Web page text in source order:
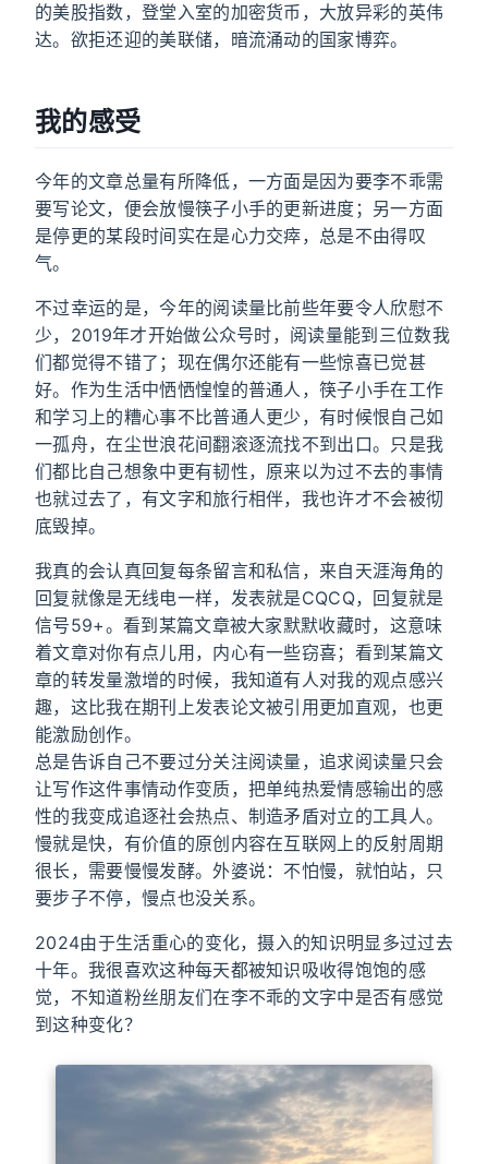
的美股指数，登堂入室的加密货币，大放异彩的英伟
达。欲拒还迎的美联储，暗流涌动的国家博弈。
我的感受
今年的文章总量有所降低，一方面是因为要李不乖需
要写论文，便会放慢筷子小手的更新进度；另一方面
是停更的某段时间实在是心力交瘁，总是不由得叹
气。
不过幸运的是，今年的阅读量比前些年要令人欣慰不
少，2019年才开始做公众号时，阅读量能到三位数我
们都觉得不错了；现在偶尔还能有一些惊喜已觉甚
好。作为生活中恓恓惶惶的普通人，筷子小手在工作
和学习上的糟心事不比普通人更少，有时候恨自己如
一孤舟，在尘世浪花间翻滚逐流找不到出口。只是我
们都比自己想象中更有韧性，原来以为过不去的事情
也就过去了，有文字和旅行相伴，我也许才不会被彻
底毁掉。
我真的会认真回复每条留言和私信，来自天涯海角的
回复就像是无线电一样，发表就是CQCQ，回复就是
信号59+。看到某篇文章被大家默默收藏时，这意味
着文章对你有点儿用，内心有一些窃喜；看到某篇文
章的转发量激增的时候，我知道有人对我的观点感兴
趣，这比我在期刊上发表论文被引用更加直观，也更
能激励创作。
总是告诉自己不要过分关注阅读量，追求阅读量只会
让写作这件事情动作变质，把单纯热爱情感输出的感
性的我变成追逐社会热点、制造矛盾对立的工具人。
慢就是快，有价值的原创内容在互联网上的反射周期
很长，需要慢慢发酵。外婆说：不怕慢，就怕站，只
要步子不停，慢点也没关系。
2024由于生活重心的变化，摄入的知识明显多过过去
十年。我很喜欢这种每天都被知识吸收得饱饱的感
觉，不知道粉丝朋友们在李不乖的文字中是否有感觉
到这种变化？